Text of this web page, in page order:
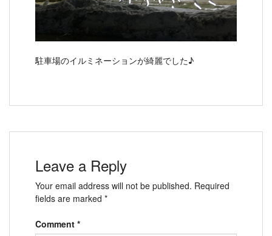
駐車場のイルミネーションが綺麗でした♪
Leave a Reply
Your email address will not be published. Required
fields are marked *
Comment *